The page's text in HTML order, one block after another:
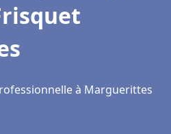
à Marguerittes